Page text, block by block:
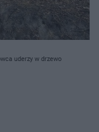
uderzy w drzewo